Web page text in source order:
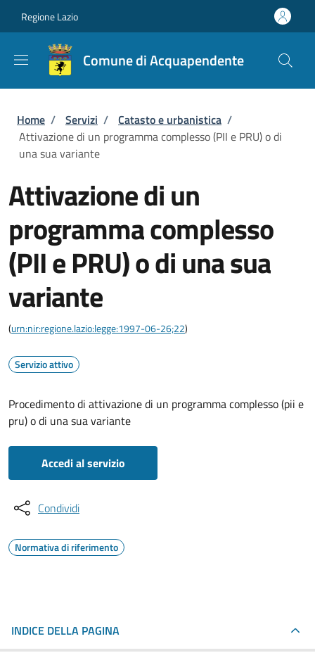
Regione Lazio
Comune di Acquapendente
Briciole di pane
Home / Servizi / Catasto e urbanistica /
Attivazione di un programma complesso (PII e PRU) o di
una sua variante
Attivazione di un
programma complesso
(PII e PRU) o di una sua
variante
(urn:nir:regione.lazio:legge:1997-06-26;22)
Servizio attivo
Procedimento di attivazione di un programma complesso (pii e
pru) o di una sua variante
Accedi al servizio
Condividi
Normativa di riferimento
INDICE DELLA PAGINA